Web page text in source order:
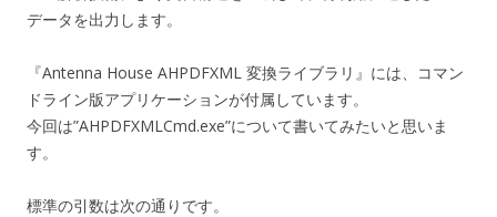
データを出力します。
『Antenna House AHPDFXML 変換ライブラリ』には、コマン
ドライン版アプリケーションが付属しています。
今回は”AHPDFXMLCmd.exe”について書いてみたいと思いま
す。
標準の引数は次の通りです。